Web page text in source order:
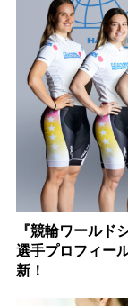
『競輪ワールド
選手プロフィー
新！